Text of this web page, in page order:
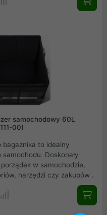
pozwalają
lub zawiesić przy
szkło testowe, by
narzędzia.
samochodowy 60L
00)
bagażnika to idealny
Doskonały
w samochodzie,
zapewnia łatwy dostęp do akcesoriów, narzędzi czy zakupów .